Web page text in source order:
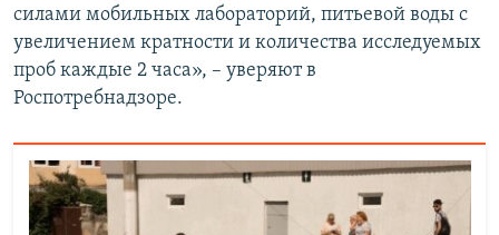
силами мобильных лабораторий, питьевой воды с
увеличением кратности и количества исследуемых
проб каждые 2 часа», – уверяют в
Роспотребнадзоре.